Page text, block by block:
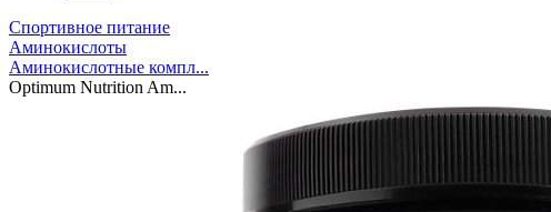
Спортивное питание
Аминокислоты
Аминокислотные компл...
Optimum Nutrition Am...